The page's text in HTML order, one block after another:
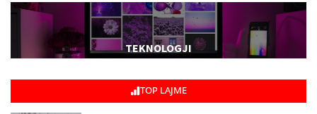
TEKNOLOGJI
TOP LAJME